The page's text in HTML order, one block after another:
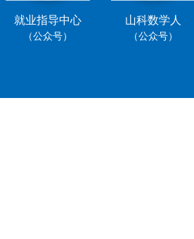
就业指导中心
（公众号）
山科数学人
（公众号）